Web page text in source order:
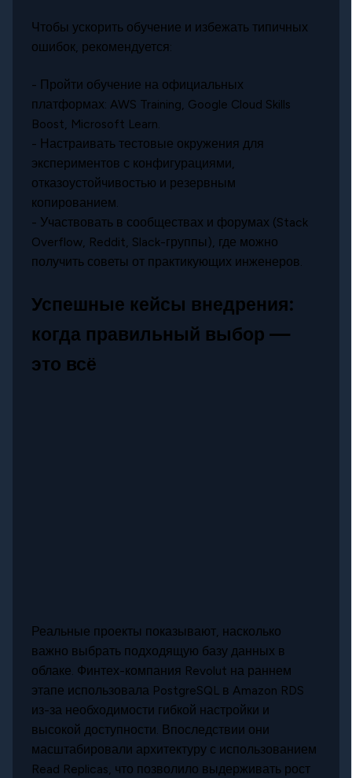
Чтобы ускорить обучение и избежать типичных
ошибок, рекомендуется:
- Пройти обучение на официальных
платформах: AWS Training, Google Cloud Skills
Boost, Microsoft Learn.
- Настраивать тестовые окружения для
экспериментов с конфигурациями,
отказоустойчивостью и резервным
копированием.
- Участвовать в сообществах и форумах (Stack
Overflow, Reddit, Slack-группы), где можно
получить советы от практикующих инженеров.
Успешные кейсы внедрения:
когда правильный выбор —
это всё
Реальные проекты показывают, насколько
важно выбрать подходящую базу данных в
облаке. Финтех-компания Revolut на раннем
этапе использовала PostgreSQL в Amazon RDS
из-за необходимости гибкой настройки и
высокой доступности. Впоследствии они
масштабировали архитектуру с использованием
Read Replicas, что позволило выдерживать рост